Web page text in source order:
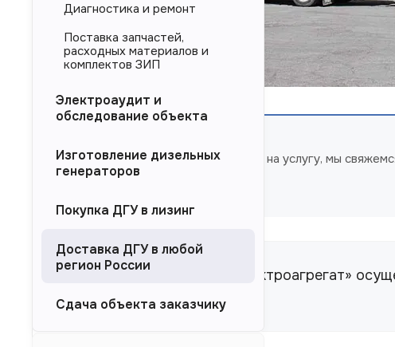
Оформите заявку на услугу, мы
Завод «Торговый Дом Электроагрегат»
заказчика
Диагностика и ремонт
Поставка запчастей,
расходных материалов и
комплектов ЗИП
Электроаудит и
обследование объекта
Изготовление дизельных
генераторов
Покупка ДГУ в лизинг
Доставка ДГУ в любой
регион России
Сдача объекта заказчику